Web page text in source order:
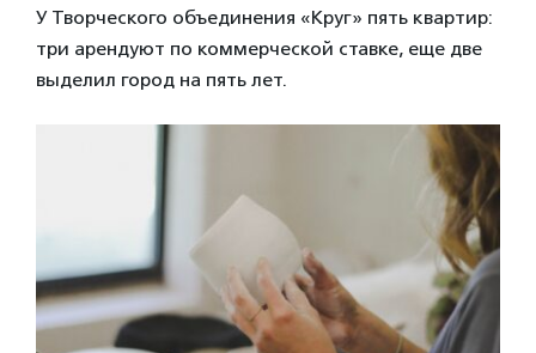
У Творческого объединения «Круг» пять квартир:
три арендуют по коммерческой ставке, еще две
выделил город на пять лет.